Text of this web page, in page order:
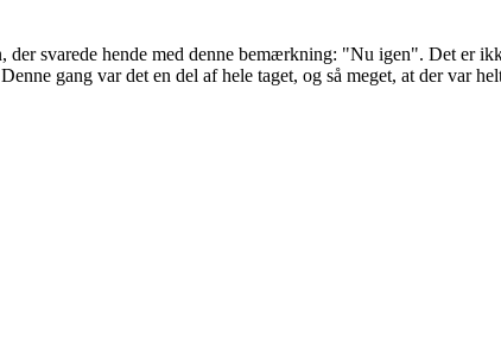
svarede hende med denne bemærkning: "Nu igen". Det er
gang var det en del af hele taget, og så meget, at der var